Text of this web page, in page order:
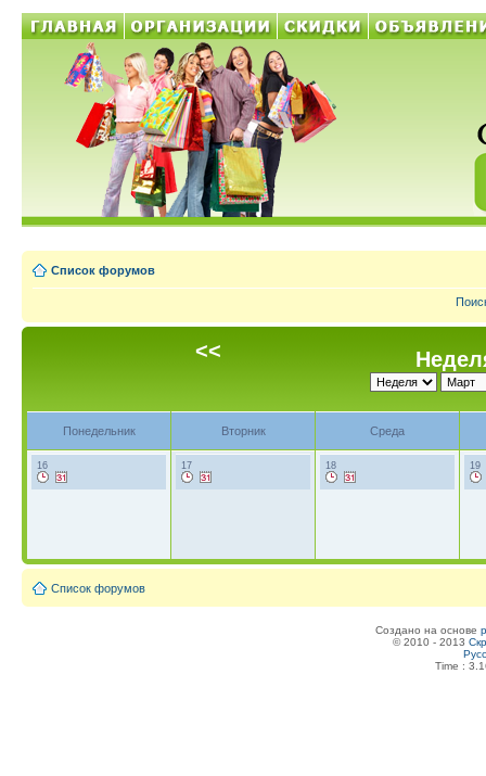
Список форумов
<<
Понедельник Вторник Среда
16 17 18 19
Список форумов
Создано на основе
© 2010 - 2013
Time :